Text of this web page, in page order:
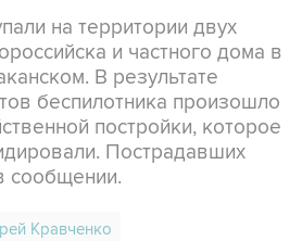
на территории двух
и частного дома в
В результате
беспилотника произошло
постройки, которое
Пострадавших
сообщении.
Кравченко